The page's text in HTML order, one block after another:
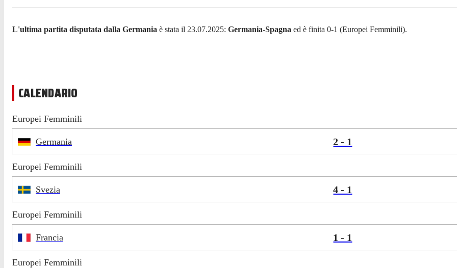
L'ultima partita disputata dalla Germania è stata il 23.07.2025: Germania-Spagna ed è finita 0-1 (Europei Femminili).
CALENDARIO
Europei Femminili
Germania 2 - 1
Europei Femminili
Svezia 4 - 1
Europei Femminili
Francia 1 - 1
Europei Femminili